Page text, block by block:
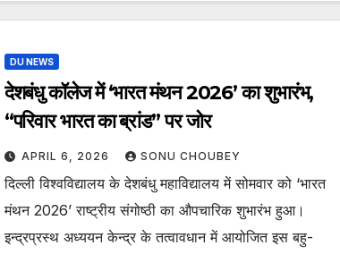
DU NEWS
देशबंधु कॉलेज में ‘भारत मंथन 2026’ का शुभारंभ,
“परिवार भारत का ब्रांड” पर जोर
APRIL 6, 2026 SONU CHOUBEY
दिल्ली विश्वविद्यालय के देशबंधु महाविद्यालय में सोमवार को ‘भारत
मंथन 2026’ राष्ट्रीय संगोष्ठी का औपचारिक शुभारंभ हुआ।
इन्द्रप्रस्थ अध्ययन केन्द्र के तत्वावधान में आयोजित इस बहु-